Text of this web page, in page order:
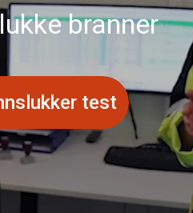
branner
test